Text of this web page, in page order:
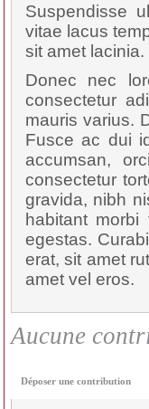
Suspendisse
vitae lacus
sit amet lacinia.
Donec nec
consectetur
mauris varius.
Fusce ac dui
accumsan,
consectetur
gravida, nibh
habitant
egestas.
erat, sit amet
amet vel eros.
Aucune
Déposer une contribution